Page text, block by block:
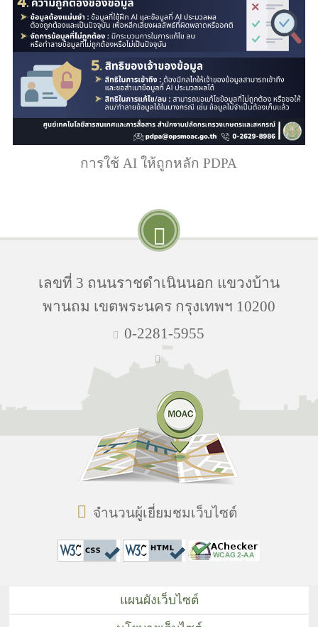
การใช้ AI ให้ถูกหลัก PDPA
เลขที่ 3 ถนนราชดำเนินนอก แขวงบ้าน
พานถม เขตพระนคร กรุงเทพฯ 10200
0-2281-5955
จำนวนผู้เยี่ยมชมเว็บไซต์
แผนผังเว็บไซต์